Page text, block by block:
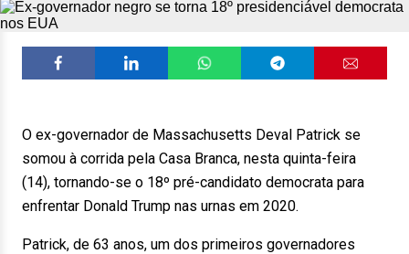
O ex-governador de Massachusetts Deval Patrick se
somou à corrida pela Casa Branca, nesta quinta-feira
(14), tornando-se o 18º pré-candidato democrata para
enfrentar Donald Trump nas urnas em 2020.
Patrick, de 63 anos, um dos primeiros governadores